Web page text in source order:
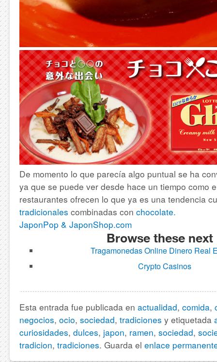
De momento lo que parecía algo puntual se ha
ya que se puede ver desde hace un tiempo como
restaurantes ofrecen lo que ya es una tendencia
tradicionales combinadas con chocolate.
JaponPop & JaponShop.com
Browse these next
Tragamonedas Online Dinero Real
Crypto Casinos
Esta entrada fue publicada en actualidad, comida,
negocios, ocio, sociedad, tradiciones y etiquetada
curiosidades, dulces, japon, ramen, sociedad,
tradicion, tradiciones. Guarda el enlace